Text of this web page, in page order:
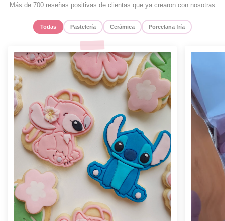
Más de 700 reseñas positivas de clientas que ya crearon con nosotras
Todas Pastelería Cerámica Porcelana fría